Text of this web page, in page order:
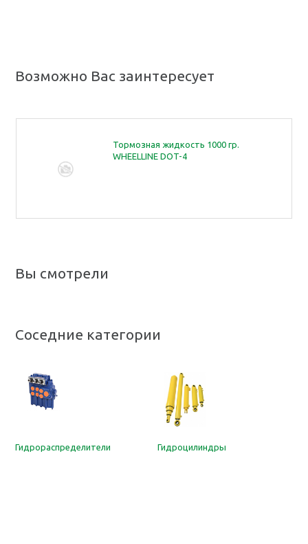
Возможно Вас заинтересует
Тормозная жидкость 1000 гр.
WHEELLINE DOT-4
Вы смотрели
Соседние категории
Гидрораспределители Гидроцилиндры